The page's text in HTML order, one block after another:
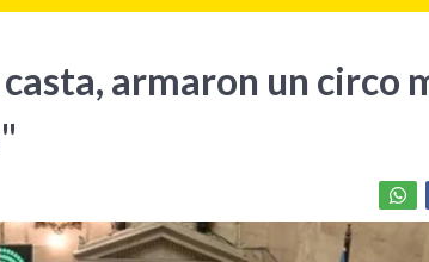
armaron un circo